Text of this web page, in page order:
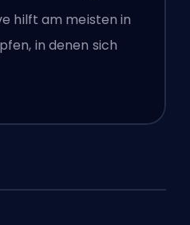
hilft am meisten in
in denen sich